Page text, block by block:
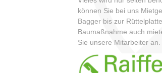
können Sie bei uns
Bagger bis zur
Baumaßnahme auch
Sie unsere Mitarbeiter an.